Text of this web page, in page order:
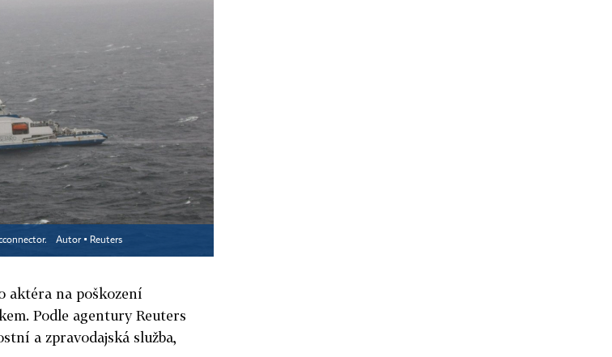
Autor ▪ Reuters
aktéra na poškození
Podle agentury Reuters
a zpravodajská služba,